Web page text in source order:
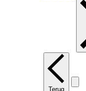
Terug